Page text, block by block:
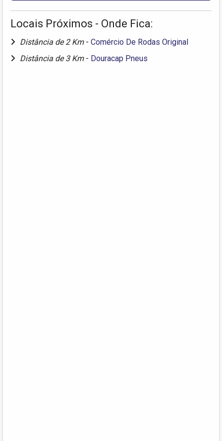
Locais Próximos - Onde Fica:
Distância de 2 Km - Comércio De Rodas Original
Distância de 3 Km - Douracap Pneus